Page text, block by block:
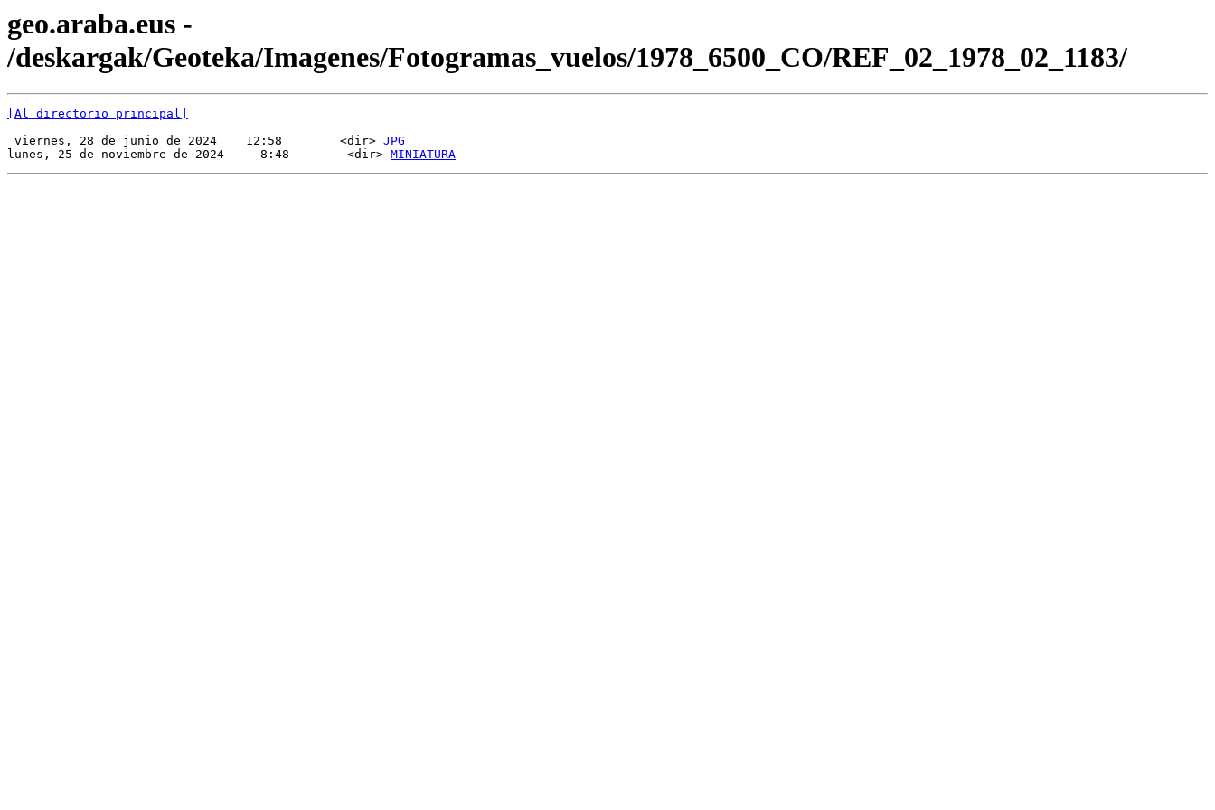
geo.araba.eus -
/deskargak/Geoteka/Imagenes/Fotogramas_vuelos/1978_6500_CO/REF_02_1978_02_1183/
[Al directorio principal]
viernes, 28 de junio de 2024    12:58        <dir> JPG
lunes, 25 de noviembre de 2024     8:48        <dir> MINIATURA